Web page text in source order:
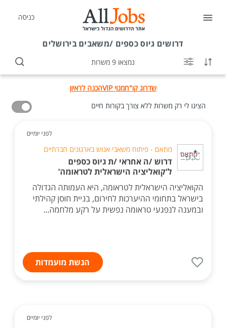
כניסה
דרושים גיוס כספים /משאבים בירושלים
נמצאו 9 משרות
שדרוג קו"חמנוי VIP
הכנה לראיון
הציגו לי רק משרות ללא צורך בקורות חיים
לפני יומיים
מתאם - פיתוח משאבי אנוש בארגונים חברתיים
דרוש /ה אחראי /ת גיוס כספים
ל'קואליציה הישראלית לטראומה'
הקואליציה הישראלית לטראומה, היא העמותה הגדולה
בישראל בתחומי ההיערכות לחירום, בניית חוסן קהילתי
ובמענה לנפגעי טראומה נפשית על רקע מלחמה...
הגשת מועמדות
לפני יומיים